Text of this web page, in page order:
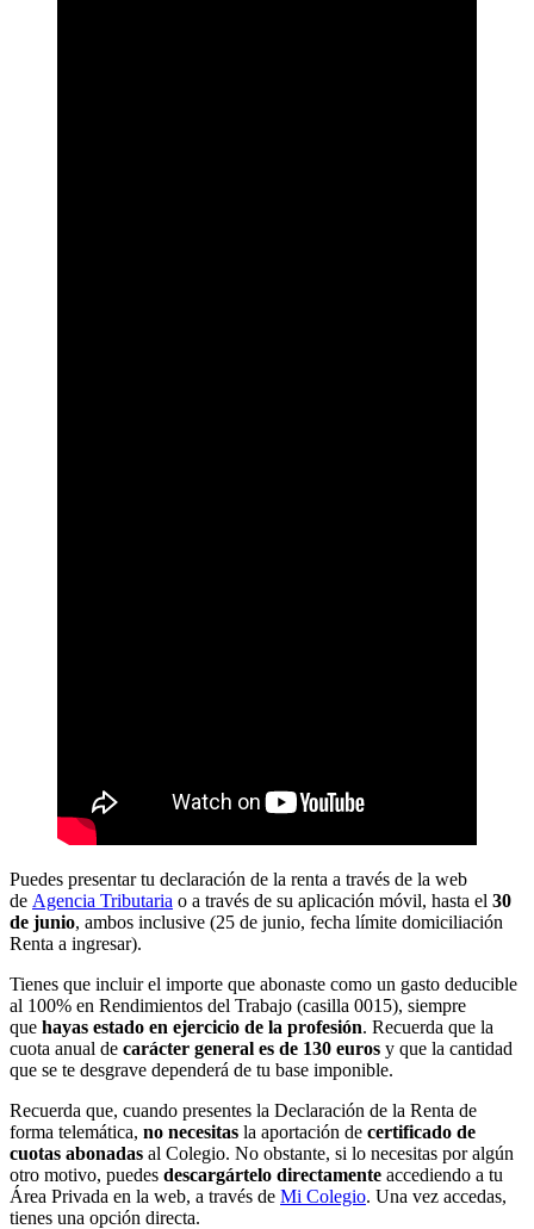
Puedes presentar tu declaración de la renta a través de la web
de Agencia Tributaria o a través de su aplicación móvil, hasta el 30
de junio, ambos inclusive (25 de junio, fecha límite domiciliación
Renta a ingresar).
Tienes que incluir el importe que abonaste como un gasto deducible
al 100% en Rendimientos del Trabajo (casilla 0015), siempre
que hayas estado en ejercicio de la profesión. Recuerda que la
cuota anual de carácter general es de 130 euros y que la cantidad
que se te desgrave dependerá de tu base imponible.
Recuerda que, cuando presentes la Declaración de la Renta de
forma telemática, no necesitas la aportación de certificado de
cuotas abonadas al Colegio. No obstante, si lo necesitas por algún
otro motivo, puedes descargártelo directamente accediendo a tu
Área Privada en la web, a través de Mi Colegio. Una vez accedas,
tienes una opción directa.